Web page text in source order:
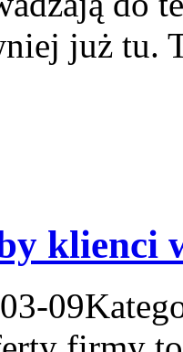
już tu.
klienci
09